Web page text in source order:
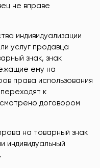
не вправе
индивидуализации
услуг продавца
знак, знак
ему на
права использования
к
договором
на товарный знак
индивидуальный